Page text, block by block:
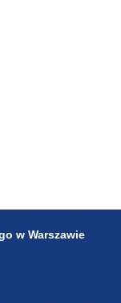
w Warszawie